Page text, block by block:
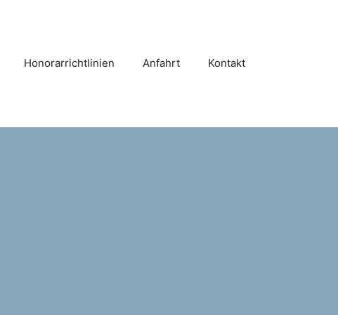
Honorarrichtlinien Anfahrt Kontakt